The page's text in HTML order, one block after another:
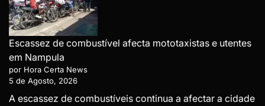
Escassez de combustível afecta mototaxistas e utentes
em Nampula
por Hora Certa News
5 de Agosto, 2026
A escassez de combustíveis continua a afectar a cidade